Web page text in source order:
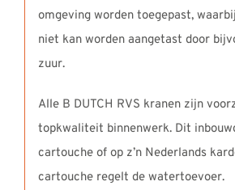
omgeving worden toegepast,
niet kan worden aangetast door
zuur.
Alle B DUTCH RVS kranen zijn
topkwaliteit binnenwerk. Dit
cartouche of op z’n Nederlands
cartouche regelt de watertoevoer.